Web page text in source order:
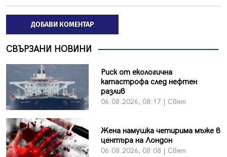
ДОБАВИ КОМЕНТАР
СВЪРЗАНИ НОВИНИ
Риск от екологична
катастрофа след нефтен
разлив
06.08.2026, 08:17 | Свят
Жена намушка четирима мъже в
центъра на Лондон
06.08.2026, 08:08 | Свят